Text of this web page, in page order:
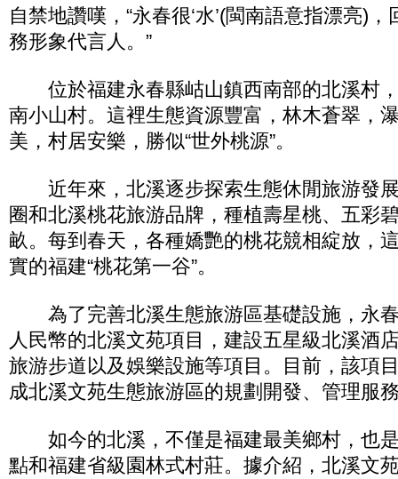
自禁地讚嘆，“永春很‘水’(閩南語意指漂亮)
務形象代言人。”
位於福建永春縣岵山鎮西南部的北溪村
南小山村。這裡生態資源豐富，林木蒼翠，
美，村居安樂，勝似“世外桃源”。
近年來，北溪逐步探索生態休閒旅游發展
圈和北溪桃花旅游品牌，種植壽星桃、五彩
畝。每到春天，各種嬌艷的桃花競相綻放，
實的福建“桃花第一谷”。
為了完善北溪生態旅游區基礎設施，永
人民幣的北溪文苑項目，建設五星級北溪酒
旅游步道以及娛樂設施等項目。目前，該項
成北溪文苑生態旅游區的規劃開發、管理服
如今的北溪，不僅是福建最美鄉村，也
點和福建省級園林式村莊。據介紹，北溪文